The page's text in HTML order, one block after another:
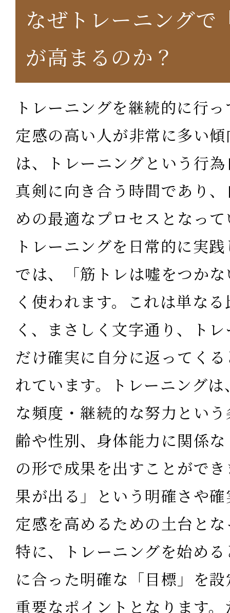
なぜトレーニングで
が高まるのか？
トレーニングを継続的に行
定感の高い人が非常に多い
は、トレーニングという行
真剣に向き合う時間であり
めの最適なプロセスとなっ
トレーニングを日常的に実
では、
「筋トレは嘘をつか
く使われます。これは単な
く、まさしく文字通り、ト
だけ確実に自分に返ってく
れています。
トレーニング
な頻度・継続的な努力とい
齢や性別、身体能力に関係
の形で成果を出すことがで
果が出る」という明確さや
定感を高めるための土台と
特に、
トレーニングを始め
に合った明確な「目標」を
重要なポイント となります